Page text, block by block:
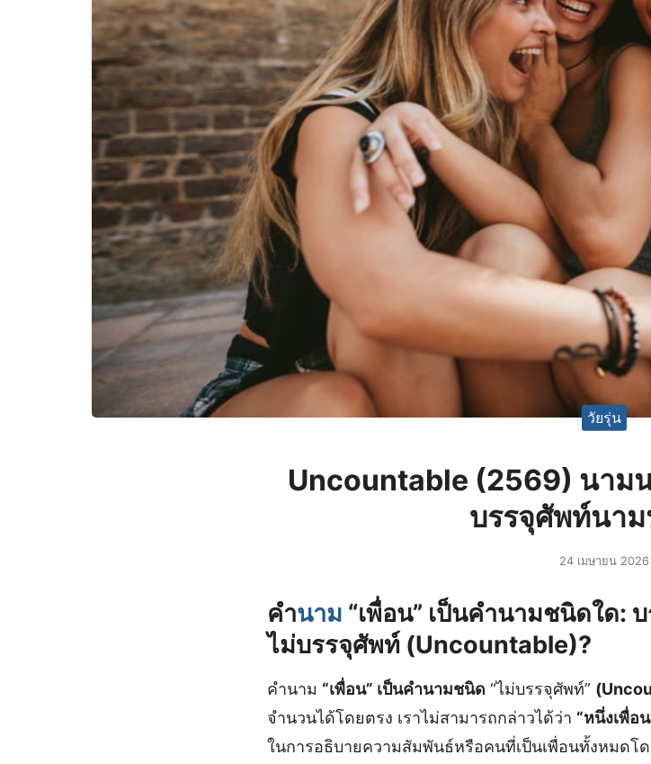
วัยรุ่น
Uncountable (2569) นาม
บรรจุศัพท์นา
24 เมษายน 2026
คำนาม “เพื่อน” เป็นคำนามชนิดใด:
ไม่บรรจุศัพท์ (Uncountable)?
คำนาม “เพื่อน” เป็นคำนามชนิด “ไม่บรรจุศัพท์”
จำนวนได้โดยตรง เราไม่สามารถกล่าวได้ว่า “หนึ่งเพื่อน
ในการอธิบายความสัมพันธ์หรือคนที่เป็นเพื่อนทั้งหมดโ